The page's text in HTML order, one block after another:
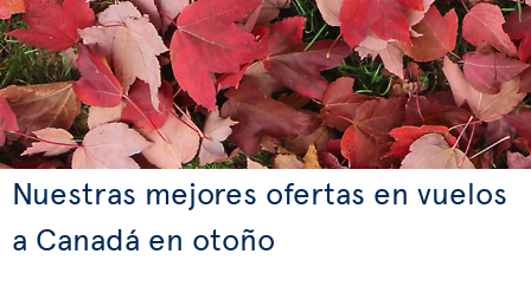
Nuestras mejores ofertas en vuelos
a Canadá en otoño